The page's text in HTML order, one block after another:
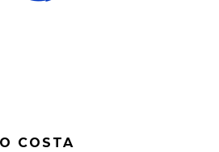
COSTA